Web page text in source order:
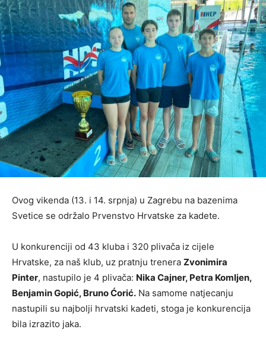
Ovog vikenda (13. i 14. srpnja) u Zagrebu na bazenima
Svetice se održalo Prvenstvo Hrvatske za kadete.
U konkurenciji od 43 kluba i 320 plivača iz cijele
Hrvatske, za naš klub, uz pratnju trenera Zvonimira
Pinter, nastupilo je 4 plivača: Nika Cajner, Petra Komljen,
Benjamin Gopić, Bruno Ćorić. Na samome natjecanju
nastupili su najbolji hrvatski kadeti, stoga je konkurencija
bila izrazito jaka.